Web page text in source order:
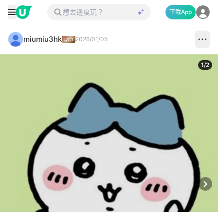
下載App
miumiu3hk 2026/01/05
1/2